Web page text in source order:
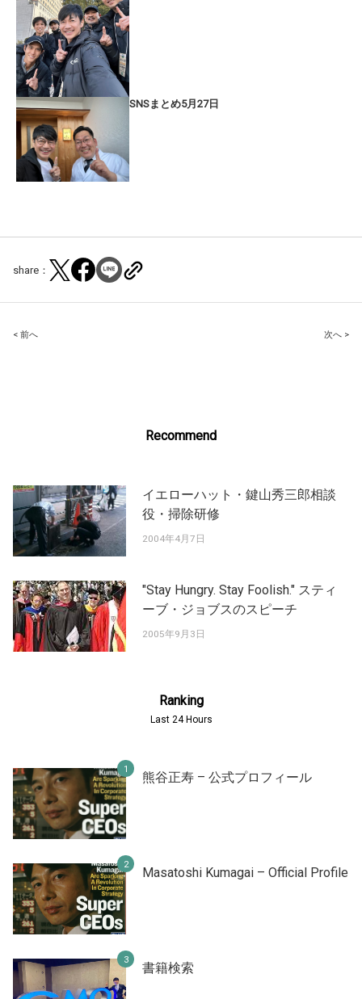
SNSまとめ5月27日
share：
Post
< 前へ 次へ >
Recommend
イエローハット・鍵山秀三郎相談
役・掃除研修
2004年4月7日
"Stay Hungry. Stay Foolish." スティ
ーブ・ジョブスのスピーチ
2005年9月3日
Ranking
Last 24 Hours
熊谷正寿 – 公式プロフィール
Masatoshi Kumagai – Official Profile
書籍検索